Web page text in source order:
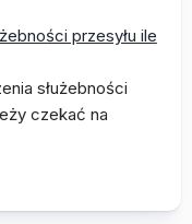
przesyłu ile
służebności
czekać na